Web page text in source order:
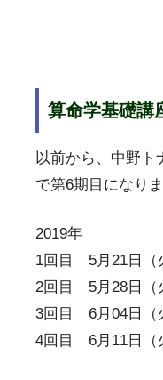
算命学基礎講
以前から、中野
で第6期目になりま
2019年
1回目 5月21日（
2回目 5月28日（
3回目 6月04日（
4回目 6月11日（